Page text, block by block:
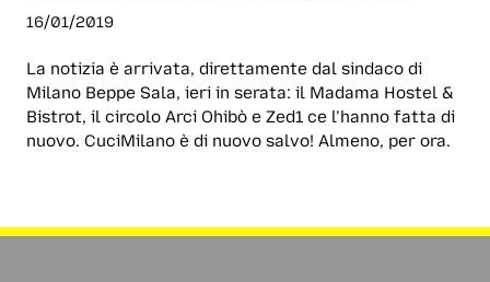
16/01/2019
La notizia è arrivata, direttamente dal sindaco di
Milano Beppe Sala, ieri in serata: il Madama Hostel &
Bistrot, il circolo Arci Ohibò e Zed1 ce l’hanno fatta di
nuovo. CuciMilano è di nuovo salvo! Almeno, per ora.